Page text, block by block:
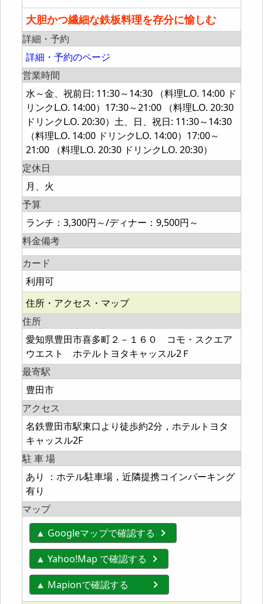
大胆かつ繊細な鉄板料理を存分に愉しむ
詳細・予約
詳細・予約のページ
営業時間
水～金、祝前日: 11:30～14:30 （料理L.O. 14:00 ド
リンクL.O. 14:00）17:30～21:00 （料理L.O. 20:30
ドリンクL.O. 20:30）土、日、祝日: 11:30～14:30
（料理L.O. 14:00 ドリンクL.O. 14:00）17:00～
21:00 （料理L.O. 20:30 ドリンクL.O. 20:30）
定休日
月、火
予算
ランチ：3,300円～/ディナー：9,500円～
料金備考
カード
利用可
住所・アクセス・マップ
住所
愛知県豊田市喜多町２－１６０ コモ・スクエア
ウエスト ホテルトヨタキャッスル2Ｆ
最寄駅
豊田市
アクセス
名鉄豊田市駅東口より徒歩約2分，ホテルトヨタ
キャッスル2F
駐 車 場
あり ：ホテル駐車場，近隣提携コインパーキング
有り
マップ
▲ Googleマップで確認する
▲ Yahoo!Map で確認する
▲ Mapionで確認する